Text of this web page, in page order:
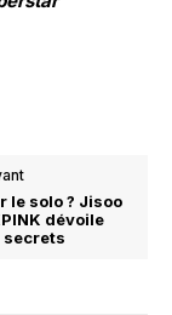
le solo ? Jisoo
dévoile
secrets